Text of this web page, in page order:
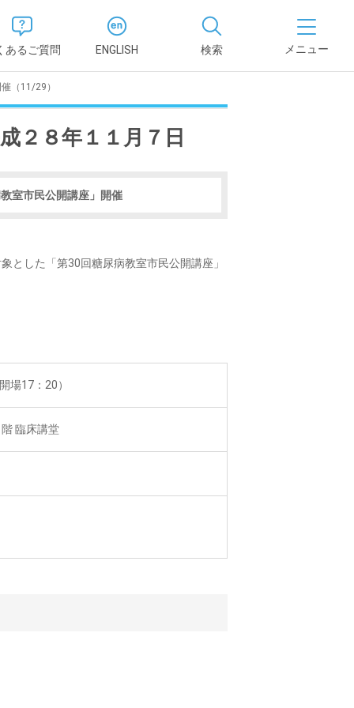
あるご質問 ENGLISH 検索
新制
薬学部
（11/29）
２８年１１月７日
室市民公開講座」開催
とした「第30回糖尿病教室市民公開講座」
開場17：20）
臨床講堂